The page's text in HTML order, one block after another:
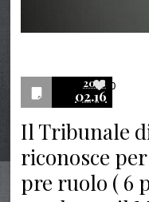
2018
02.16
0
Il Tribunale
riconosce
pre ruolo ( 6